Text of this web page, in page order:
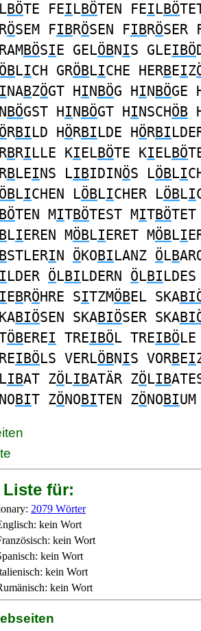
LBÖTE FEILBÖTEN FEILBÖ
RÖSEM FIBRÖSEN FIBRÖSER
BÖSIE GELÖBNIS GLEIBÖ
ÖBLICH GRÖBLICHE HERBEIZ
INABZÖGT HINBÖG HINBÖGE
NBÖGST HINBÖGT HINSCHÖB
ÖRBILD HÖRBILDE HÖRBI
RBRILLE KIELBÖTE KIELBÖ
RBLEINS LIBIDINÖS LÖBLI
ÖBLICHEN LÖBLICHER LÖBLI
BÖTEN MITBÖTEST MITBÖTET
LIEREN MÖBLIERET MÖBLI
STLERIN ÖKOBILANZ ÖLB
LDER ÖLBILDERN ÖLBILDES
IEBRÖHRE SITZMÖBEL SKA
BIÖSEN SKABIÖSER SKA
ÖBEREI TREIBÖL TREIBÖLE
IBÖLS VERLÖBNIS VORBEI
LIBAT ZÖLIBATÄR ZÖLIB
NOBIT ZÖNOBITEN ZÖNOBI
Liste für:
2079 Wörter
kein Wort
kein Wort
kein Wort
kein Wort
kein Wort